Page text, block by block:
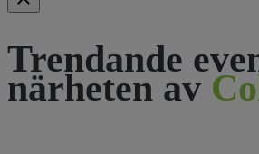
Trendande
närheten av